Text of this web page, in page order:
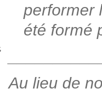
performer
été formé
Au lieu de